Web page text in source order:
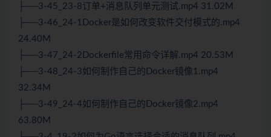
├──3-45_23-8订单+消息队列单元测试.mp4 31.02M
├──3-46_24-1Docker是如何改变软件交付模式的.mp4
24.40M
├──3-47_24-2Dockerfile常用命令详解.mp4 20.53M
├──3-48_24-3如何制作自己的Docker镜像1.mp4
32.34M
├──3-49_24-4如何制作自己的Docker镜像2.mp4
63.80M